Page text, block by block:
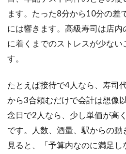
ほそ
個室
重視
やす
2.3
寿司
そが
べは
ます。たった8分から10分の差
には響きます。高級寿司は店
に着くまでのストレスが少ない
す。
たとえば接待で4人なら、寿司
から3合頼むだけで会計は想像
念日で2人なら、少し単価が高
です。人数、酒量、駅からの
見ると、「予算内なのに満足